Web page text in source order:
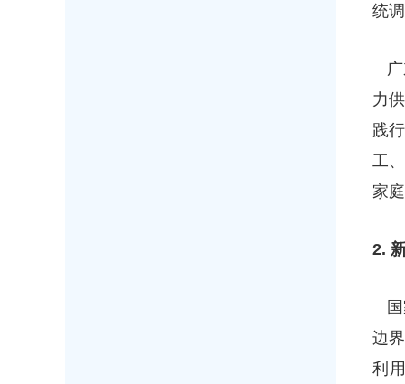
统
广
力
践
工
家
2.
国
边
利